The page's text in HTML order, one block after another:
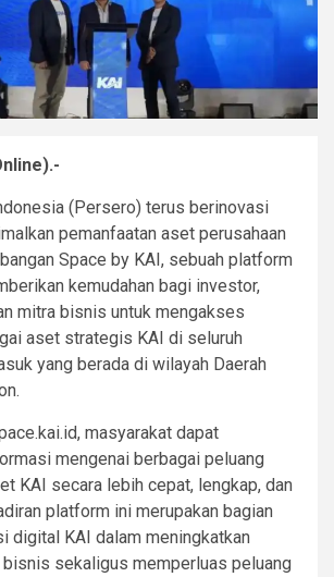
(Persero) terus berinovasi
pemanfaatan aset perusahaan
Space by KAI, sebuah platform
kemudahan bagi investor,
mitra bisnis untuk mengakses
aset strategis KAI di seluruh
yang berada di wilayah Daerah
masyarakat dapat
mengenai berbagai peluang
KAI secara lebih cepat, lengkap, dan
platform ini merupakan bagian
digital KAI dalam meningkatkan
bisnis sekaligus memperluas peluang